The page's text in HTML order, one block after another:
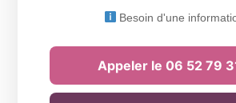
Besoin d'une
Appeler le 06 52 79